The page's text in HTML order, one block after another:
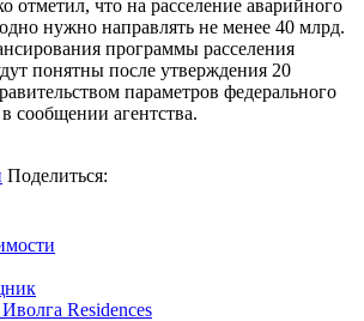
что на расселение аварийного
нужно направлять не менее 40 млрд.
программы расселения
понятны после утверждения 20
параметров федерального
сообщении агентства.
Поделиться:
Residences